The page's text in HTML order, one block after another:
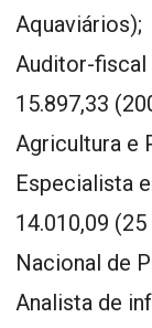
Aquaviários);
Auditor-fiscal
15.897,33
Agricultura e
Especialista
14.010,09
Nacional de
Analista de